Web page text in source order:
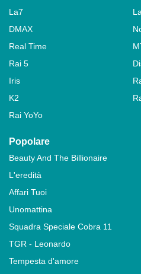
La7
DMAX
Real Time
Rai 5
Iris
K2
Rai YoYo
Popolare
Beauty And The Billionaire
L'eredità
Affari Tuoi
Unomattina
Squadra Speciale Cobra 11
TGR - Leonardo
Tempesta d'amore